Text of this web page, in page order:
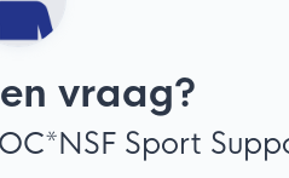
vraag?
Sport